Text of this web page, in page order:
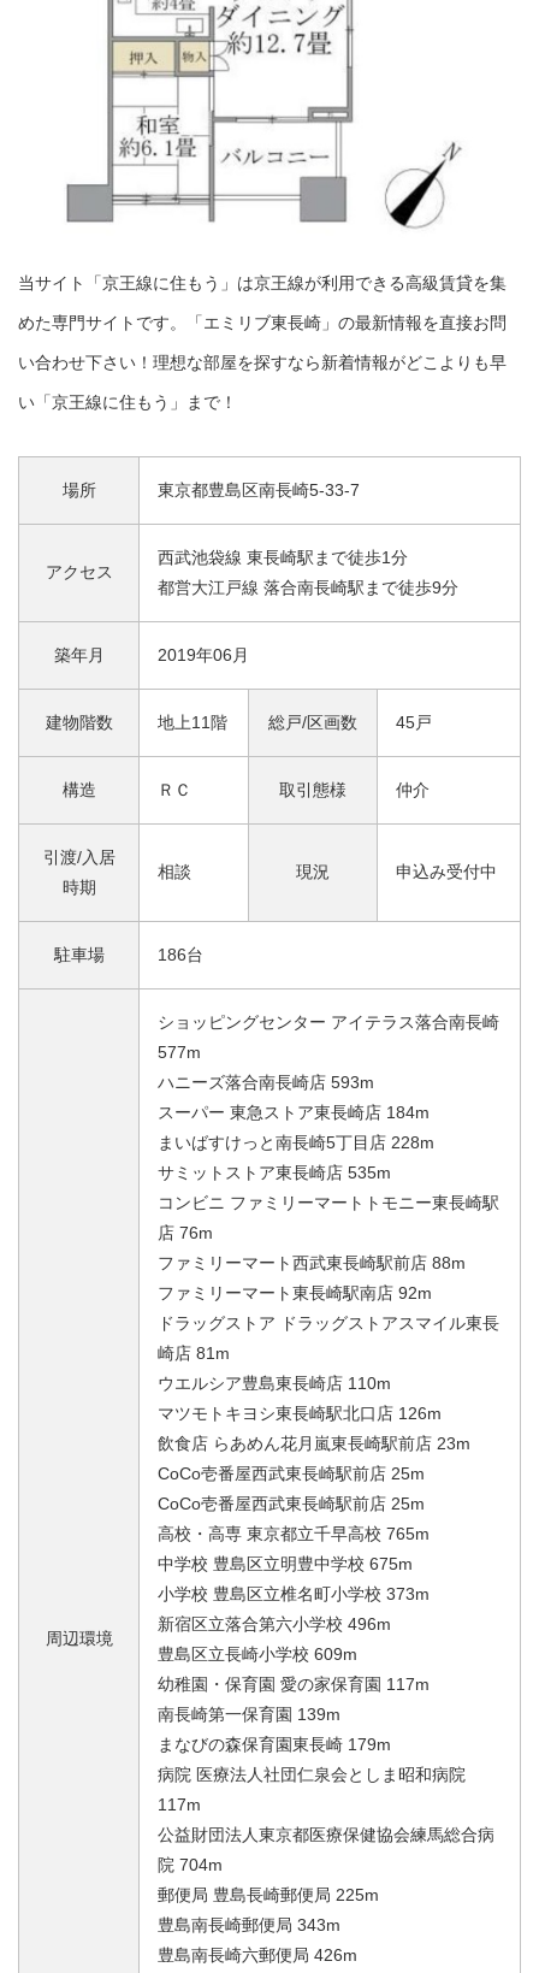
当サイト「京王線に住もう」は京王線が利用できる高級賃貸を集
めた専門サイトです。「エミリブ東長崎」の最新情報を直接お問
い合わせ下さい！理想な部屋を探すなら新着情報がどこよりも早
い「京王線に住もう」まで！
場所 東京都豊島区南長崎5-33-7
アクセス
西武池袋線 東長崎駅まで徒歩1分
都営大江戸線 落合南長崎駅まで徒歩9分
築年月 2019年06月
建物階数 地上11階 総戸/区画数 45戸
構造 ＲＣ 取引態様 仲介
引渡/入居
時期
相談 現況 申込み受付中
駐車場 186台
周辺環境
ショッピングセンター アイテラス落合南長崎
577m
ハニーズ落合南長崎店 593m
スーパー 東急ストア東長崎店 184m
まいばすけっと南長崎5丁目店 228m
サミットストア東長崎店 535m
コンビニ ファミリーマートトモニー東長崎駅
店 76m
ファミリーマート西武東長崎駅前店 88m
ファミリーマート東長崎駅南店 92m
ドラッグストア ドラッグストアスマイル東長
崎店 81m
ウエルシア豊島東長崎店 110m
マツモトキヨシ東長崎駅北口店 126m
飲食店 らあめん花月嵐東長崎駅前店 23m
CoCo壱番屋西武東長崎駅前店 25m
CoCo壱番屋西武東長崎駅前店 25m
高校・高専 東京都立千早高校 765m
中学校 豊島区立明豊中学校 675m
小学校 豊島区立椎名町小学校 373m
新宿区立落合第六小学校 496m
豊島区立長崎小学校 609m
幼稚園・保育園 愛の家保育園 117m
南長崎第一保育園 139m
まなびの森保育園東長崎 179m
病院 医療法人社団仁泉会としま昭和病院
117m
公益財団法人東京都医療保健協会練馬総合病
院 704m
郵便局 豊島長崎郵便局 225m
豊島南長崎郵便局 343m
豊島南長崎六郵便局 426m